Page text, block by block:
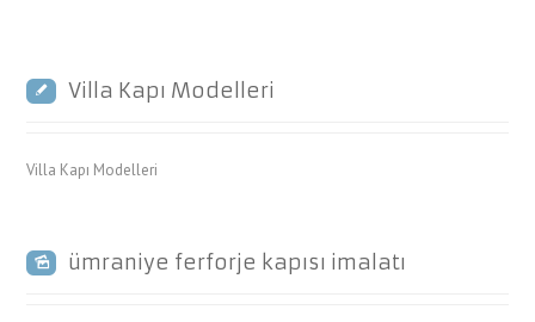
Villa Kapı Modelleri
Villa Kapı Modelleri
ümraniye ferforje kapısı imalatı